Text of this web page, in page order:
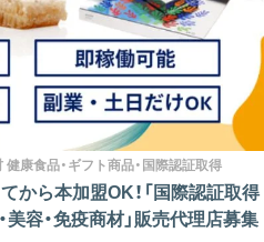
健康食品・ギフト商品・国際認証取得
から本加盟OK！「国際認証取得
容・免疫商材」販売代理店募集